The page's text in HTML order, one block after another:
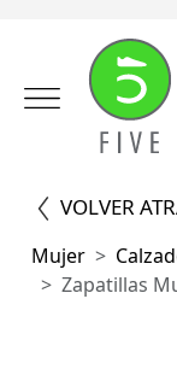
VOLVER
Mujer
Zapatillas